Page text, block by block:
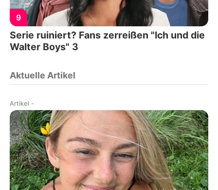
9
Serie ruiniert? Fans zerreißen "Ich und die
Walter Boys" 3
Aktuelle Artikel
Artikel -